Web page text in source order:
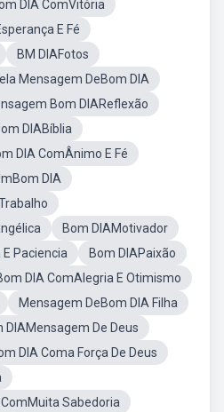
DIA ComVitória
E Fé
BM DIAFotos
Mensagem DeBom DIA
Bom DIAReflexão
DIABíblia
DIA ComÂnimo E Fé
DIA
Bom DIAMotivador
Paciencia
Bom DIAPaixão
DIA ComAlegria E Otimismo
Mensagem DeBom DIA Filha
DIAMensagem De Deus
DIA Coma Força De Deus
Sabedoria